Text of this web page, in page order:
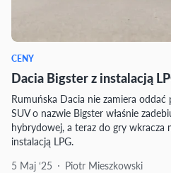
CENY
Dacia Bigster z instalacją
Rumuńska Dacia nie zamiera
SUV o nazwie Bigster właśnie
hybrydowej, a teraz do gry wkracza
instalacją LPG.
5 Maj ‘25
Piotr Mieszkowski